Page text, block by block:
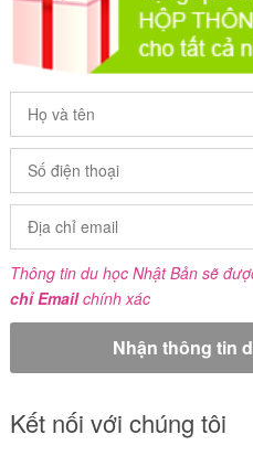
Thông tin du học Nhật Bản sẽ
chỉ Emailchính xác
Kết nối với chúng tôi